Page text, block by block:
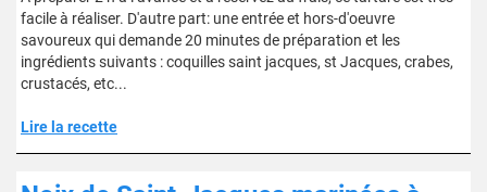
facile à réaliser. D'autre part: une entrée et hors-d'oeuvre
savoureux qui demande 20 minutes de préparation et les
ingrédients suivants : coquilles saint jacques, st Jacques, crabes,
crustacés, etc...
Lire la recette